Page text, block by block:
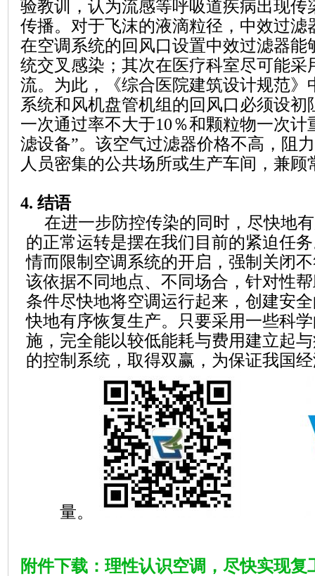
验教训，认为流感等呼吸道疾病出现传
传播。对于飞沫的液滴粒径，中效过滤
在空调系统的回风口设置中效过滤器能
统交叉感染；其次在医疗科室尽可能采
流。为此，《综合医院建筑设计规范》
系统和风机盘管机组的回风口必须设初
一次通过率不大于10％和颗粒物一次计
滤设备”。该空气过滤器价格不高，阻
人员密集的公共场所或生产车间，兼顾
4. 结语
在进一步防控传染的同时，尽快地
的正常运转是摆在我们目前的紧迫任
情而限制空调系统的开启，强制关闭
该依据不同地点、不同场合，针对性
条件尽快地将空调运行起来，创建安
快地有序恢复生产。只要采用一些科
施，完全能以较低能耗与费用建立起
的控制系统，取得双赢，为保证我国
量。
附件下载：理性认识空调，尽快实现